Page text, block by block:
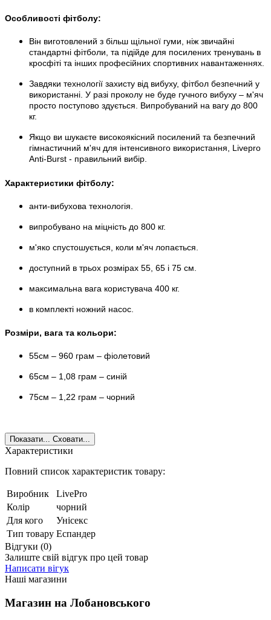
Особливості фітболу:
Він виготовлений з більш щільної гуми, ніж звичайні
стандартні фітболи, та підійде для посилених тренувань в
кросфіті та інших професійних спортивних навантаженнях.
Завдяки технології захисту від вибуху, фітбол безпечний у
використанні. У разі проколу не буде гучного вибуху – м'яч
просто поступово здується. Випробуваний на вагу до 800
кг.
Якщо ви шукаєте високоякісний посилений та безпечний
гімнастичний м'яч для інтенсивного використання, Livepro
Anti-Burst - правильний вибір.
Характеристики фітболу:
анти-вибухова технологія.
випробувано на міцність до 800 кг.
м'яко спустошується, коли м'яч лопається.
доступний в трьох розмірах 55, 65 і 75 см.
максимальна вага користувача 400 кг.
в комплекті ножний насос.
Розміри, вага та кольори:
55см – 960 грам – фіолетовий
65см – 1,08 грам – синій
75см – 1,22 грам – чорний
Показати... Сховати...
Характеристики
Повний список характеристик товару:
Виробник
LivePro
Колір
чорний
Для кого
Унісекс
Тип товару Еспандер
Відгуки (0)
Залиште свій відгук про цей товар
Написати вігук
Наші магазини
Магазин на Лобановського